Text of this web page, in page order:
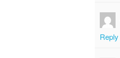
Reply